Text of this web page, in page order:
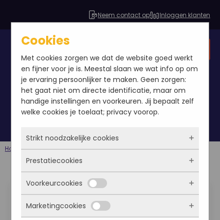
Neem contact op Inloggen klanten
linkbuild kennis overdragen
Home Berichten linkbuild kennis overdragen
Linkbuild expert,
leergierige
Cookies
Met cookies zorgen we dat de website goed werkt
en fijner voor je is. Meestal slaan we wat info op om
je ervaring persoonlijker te maken. Geen zorgen:
het gaat niet om directe identificatie, maar om
handige instellingen en voorkeuren. Jij bepaalt zelf
welke cookies je toelaat; privacy voorop.
Strikt noodzakelijke cookies
Deze cookies zorgen ervoor dat de website
überhaupt werkt. Ze zijn dus altijd actief en
kunnen niet worden uitgezet. Meestal worden
ze alleen geplaatst als jij iets doet, zoals
inloggen, een formulier invullen of je
Prestatiecookies
Met deze cookies zien we hoe vaak onze site
bezocht wordt, waar bezoekers vandaan
komen en welke pagina’s populair zijn. Zo
Voorkeurcookies
Deze cookies onthouden jouw voorkeuren.
Marketingcookies